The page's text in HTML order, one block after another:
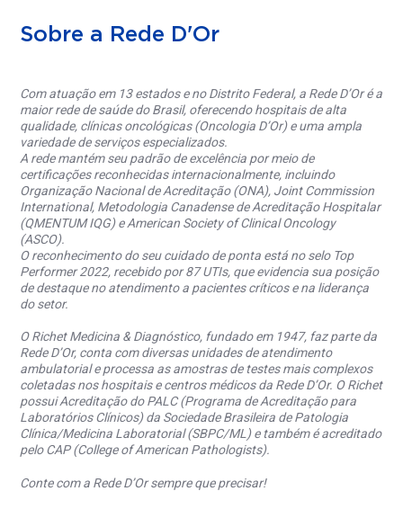
Sobre a Rede D'Or
Com atuação em 13 estados e no Distrito Federal, a Rede D’Or é a
maior rede de saúde do Brasil, oferecendo hospitais de alta
qualidade, clínicas oncológicas (Oncologia D’Or) e uma ampla
variedade de serviços especializados.
A rede mantém seu padrão de excelência por meio de
certificações reconhecidas internacionalmente, incluindo
Organização Nacional de Acreditação (ONA), Joint Commission
International, Metodologia Canadense de Acreditação Hospitalar
(QMENTUM IQG) e American Society of Clinical Oncology
(ASCO).
O reconhecimento do seu cuidado de ponta está no selo Top
Performer 2022, recebido por 87 UTIs, que evidencia sua posição
de destaque no atendimento a pacientes críticos e na liderança
do setor.
O Richet Medicina & Diagnóstico, fundado em 1947, faz parte da
Rede D’Or, conta com diversas unidades de atendimento
ambulatorial e processa as amostras de testes mais complexos
coletadas nos hospitais e centros médicos da Rede D’Or. O Richet
possui Acreditação do PALC (Programa de Acreditação para
Laboratórios Clínicos) da Sociedade Brasileira de Patologia
Clínica/Medicina Laboratorial (SBPC/ML) e também é acreditado
pelo CAP (College of American Pathologists).
Conte com a Rede D’Or sempre que precisar!